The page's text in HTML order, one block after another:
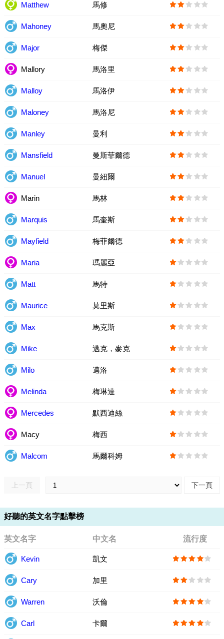
Matthew 馬修
Mahoney 馬奧尼
Major 梅傑
Mallory 馬洛里
Malloy 馬洛伊
Maloney 馬洛尼
Manley 曼利
Mansfield 曼斯菲爾德
Manuel 曼紐爾
Marin 馬林
Marquis 馬奎斯
Mayfield 梅菲爾德
Maria 瑪麗亞
Matt 馬特
Maurice 莫里斯
Max 馬克斯
Mike 邁克，麥克
Milo 邁洛
Melinda 梅琳達
Mercedes 默西迪絲
Macy 梅西
Malcom 馬爾科姆
上一頁 下一頁
好聽的英文名字點擊榜
英文名字 中文名 流行度
Kevin 凱文
Cary 加里
Warren 沃倫
Carl 卡爾